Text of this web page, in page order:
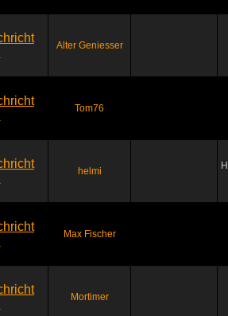
Alter Geniesser
Tom76
helmi
Max Fischer
Mortimer